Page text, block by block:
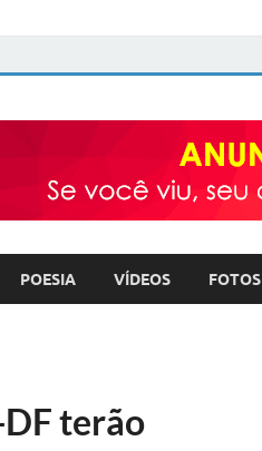
TEXTO
– ULTILIDADE PÚBLICA
POESIA VÍDEOS FOTOS
terão